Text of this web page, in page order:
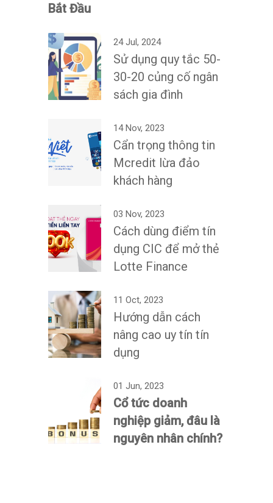
Bắt Đầu
24 Jul, 2024
Sử dụng quy tắc 50-
30-20 củng cố ngân
sách gia đình
14 Nov, 2023
Cẩn trọng thông tin
Mcredit lừa đảo
khách hàng
03 Nov, 2023
Cách dùng điểm tín
dụng CIC để mở thẻ
Lotte Finance
11 Oct, 2023
Hướng dẫn cách
nâng cao uy tín tín
dụng
01 Jun, 2023
Cổ tức doanh
nghiệp giảm, đâu là
nguyên nhân chính?